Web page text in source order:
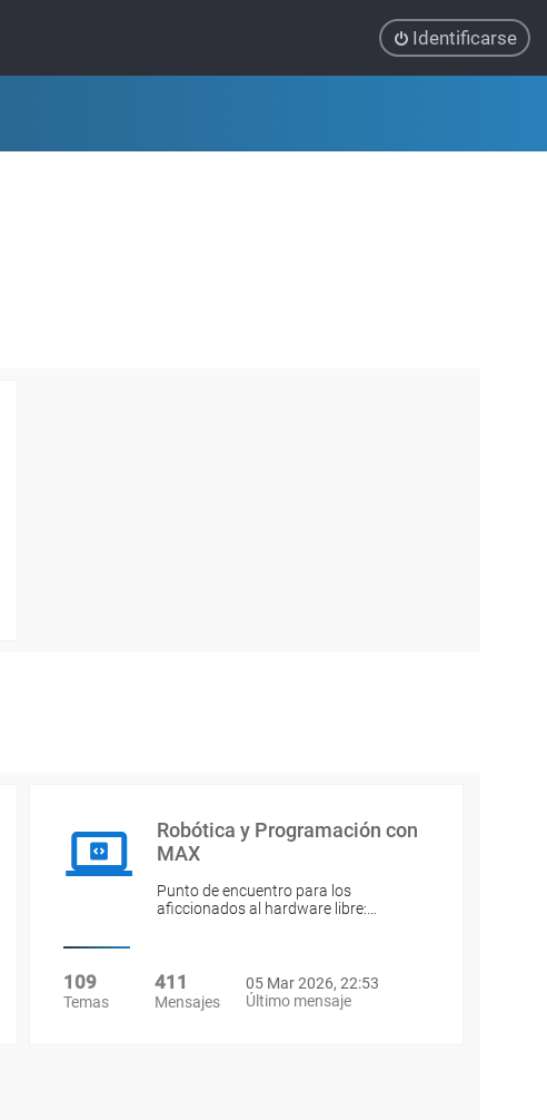
Identificarse
Robótica y Programación con
MAX
Punto de encuentro para los
aficcionados al hardware libre:…
109
Temas
411
Mensajes
05 Mar 2026, 22:53
Último mensaje